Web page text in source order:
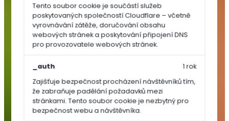
Tento soubor cookie je součástí služeb
poskytovaných společností Cloudflare – včetně
vyrovnávání zátěže, doručování obsahu
webových stránek a poskytování připojení DNS
pro provozovatele webových stránek.
_auth
Zajišťuje bezpečnost procházení návštěvníků tím,
že zabraňuje padělání požadavků mezi
stránkami. Tento soubor cookie je nezbytný pro
bezpečnost webu a návštěvníka.
1 rok
a
regenerace
Univerzální
a
Sportovní
směsi
Speciální
směsi